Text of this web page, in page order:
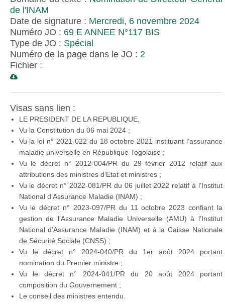
de l'INAM
Date de signature : Mercredi, 6 novembre 2024
Numéro JO : 69 E ANNEE N°117 BIS
Type de JO : Spécial
Numéro de la page dans le JO : 2
Fichier :
Visas sans lien :
LE PRESIDENT DE LA REPUBLIQUE,
Vu la Constitution du 06 mai 2024 ;
Vu la loi n° 2021-022 du 18 octobre 2021 instituant l’assurance
maladie universelle en République Togolaise ;
Vu le décret n° 2012-004/PR du 29 février 2012 relatif aux
attributions des ministres d’Etat et ministres ;
Vu le décret n° 2022-081/PR du 06 juillet 2022 relatif à l’Institut
National d’Assurance Maladie (INAM) ;
Vu le décret n° 2023-097/PR du 11 octobre 2023 confiant la
gestion de l’Assurance Maladie Universelle (AMU) à l’Institut
National d’Assurance Maladie (INAM) et à la Caisse Nationale
de Sécurité Sociale (CNSS) ;
Vu le décret n° 2024-040/PR du 1er août 2024 portant
nomination du Premier ministre ;
Vu le décret n° 2024-041/PR du 20 août 2024 portant
composition du Gouvernement ;
Le conseil des ministres entendu.